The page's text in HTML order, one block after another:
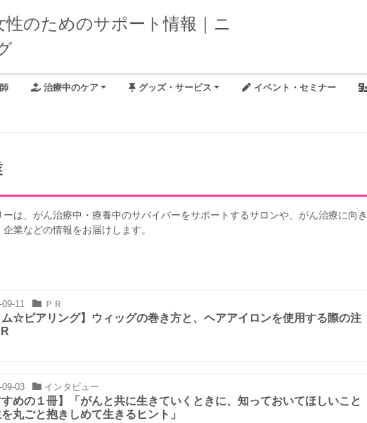
治療中のケア グッズ・サービス イベント・セミナー
ーは、がん治療中・療養中のサバイバーをサポートするサロンや、がん治療に向き
業などの情報をお届けします。
09-11 ＰＲ
ム☆ピアリング】ウィッグの巻き方と、ヘアアイロンを使用する際の注
09-03 インタビュー
すめの１冊】「がんと共に生きていくときに、知っておいてほしいこと
丸ごと抱きしめて生きるヒント」